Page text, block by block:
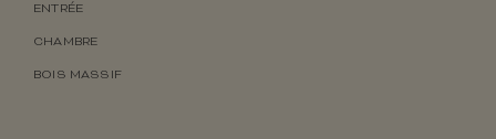
ENTRÉE
CHAMBRE
BOIS MASSIF